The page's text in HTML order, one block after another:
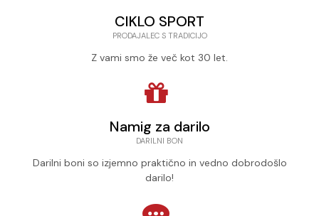
CIKLO SPORT
PRODAJALEC S TRADICIJO
Z vami smo že več kot 30 let.
Namig za darilo
DARILNI BON
Darilni boni so izjemno praktično in vedno dobrodošlo
darilo!